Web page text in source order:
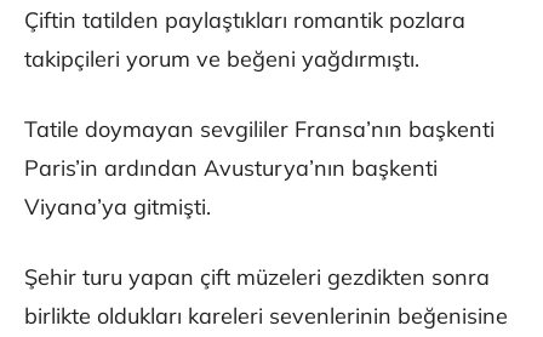
Çiftin tatilden paylaştıkları romantik pozlara
takipçileri yorum ve beğeni yağdırmıştı.
Tatile doymayan sevgililer Fransa’nın başkenti
Paris’in ardından Avusturya’nın başkenti
Viyana’ya gitmişti.
Şehir turu yapan çift müzeleri gezdikten sonra
birlikte oldukları kareleri sevenlerinin beğenisine